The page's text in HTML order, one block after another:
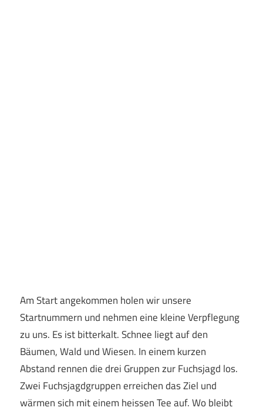
Am Start angekommen holen wir unsere
Startnummern und nehmen eine kleine Verpflegung
zu uns. Es ist bitterkalt. Schnee liegt auf den
Bäumen, Wald und Wiesen. In einem kurzen
Abstand rennen die drei Gruppen zur Fuchsjagd los.
Zwei Fuchsjagdgruppen erreichen das Ziel und
wärmen sich mit einem heissen Tee auf. Wo bleibt